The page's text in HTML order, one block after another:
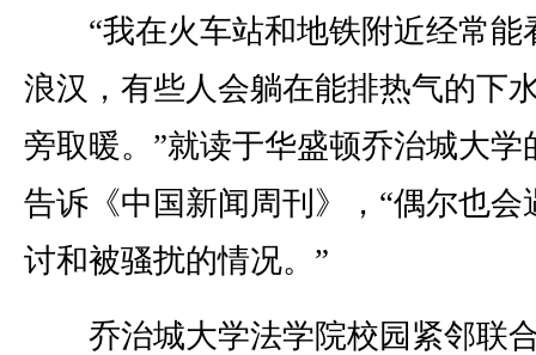
“我在火车站和地铁附近经常能
浪汉，有些人会躺在能排热气的下
旁取暖。”就读于华盛顿乔治城大学
告诉《中国新闻周刊》，“偶尔也会
讨和被骚扰的情况。”
乔治城大学法学院校园紧邻联